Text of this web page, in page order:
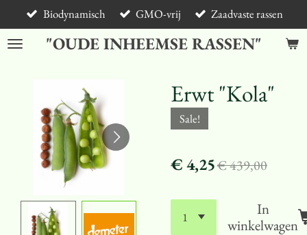
direct
naar
"OUDE INHEEMSE RASSEN"
Biodynamisch GMO-vrij Zaadvaste rassen
Erwt "Kola"
Sale!
€ 4,25€ 439,00
In
winkelwagen